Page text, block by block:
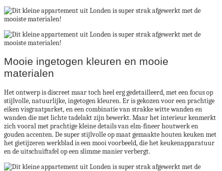
Mooie ingetogen kleuren en mooie
materialen
Het ontwerp is discreet maar toch heel erg gedetailleerd, met een focus op
stijlvolle, natuurlijke, ingetogen kleuren. Er is gekozen voor een prachtige
eiken visgraatparket, en een combinatie van strakke witte wanden en
wanden die met lichte tadelakt zijn bewerkt. Maar het interieur kenmerkt
zich vooral met prachtige kleine details van elm-fineer houtwerk en
gouden accenten. De super stijlvolle op maat gemaakte houten keuken met
het gietijzeren werkblad is een mooi voorbeeld, die het keukenapparatuur
en de uitschuiftafel op een slimme manier verbergt.